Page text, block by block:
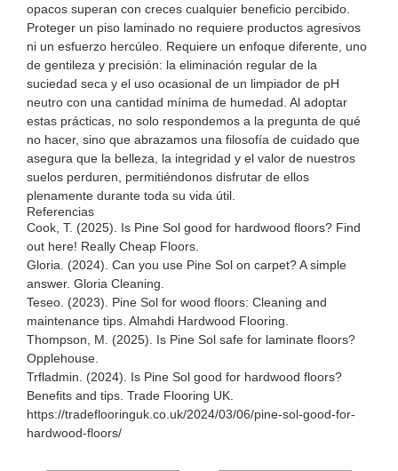
opacos superan con creces cualquier beneficio percibido.
Proteger un piso laminado no requiere productos agresivos
ni un esfuerzo hercúleo. Requiere un enfoque diferente, uno
de gentileza y precisión: la eliminación regular de la
suciedad seca y el uso ocasional de un limpiador de pH
neutro con una cantidad mínima de humedad. Al adoptar
estas prácticas, no solo respondemos a la pregunta de qué
no hacer, sino que abrazamos una filosofía de cuidado que
asegura que la belleza, la integridad y el valor de nuestros
suelos perduren, permitiéndonos disfrutar de ellos
plenamente durante toda su vida útil.
Referencias
Cook, T. (2025). Is Pine Sol good for hardwood floors? Find
out here! Really Cheap Floors.
Gloria. (2024).Can you use Pine Sol on carpet? A simple
answer. Gloria Cleaning.
Teseo. (2023). Pine Sol for wood floors: Cleaning and
maintenance tips . Almahdi Hardwood Flooring.
Thompson, M. (2025). Is Pine Sol safe for laminate floors?
Opplehouse.
Trfladmin. (2024). Is Pine Sol good for hardwood floors?
Benefits and tips . Trade Flooring UK.
https://tradeflooringuk.co.uk/2024/03/06/pine-sol-good-for-
hardwood-floors/